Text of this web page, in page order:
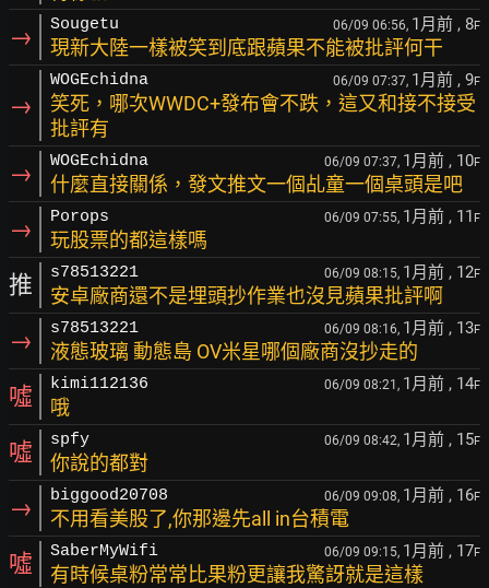
→ Sougetu 06/09 06:56, 1月前 , 8F
現新大陸一樣被笑到底跟蘋果不能被批評何干
→
WOGEchidna 06/09 07:37, 1月前 , 9F
笑死，哪次WWDC+發布會不跌，這又和接不接受
批評有
→ WOGEchidna 06/09 07:37, 1月前 , 10F
什麼直接關係，發文推文一個乩童一個桌頭是吧
→ Porops 06/09 07:55, 1月前 , 11 F
玩股票的都這樣嗎
推 s78513221 06/09 08:15, 1月前 , 12F
安卓廠商還不是埋頭抄作業也沒見蘋果批評啊
→ s78513221 06/09 08:16, 1月前 , 13F
液態玻璃 動態島 OV米星哪個廠商沒抄走的
噓 kimi112136 06/09 08:21, 1月前 , 14F
哦
噓 spfy 06/09 08:42, 1月前 , 15F
你說的都對
→ biggood20708 06/09 09:08, 1月前 , 16F
不用看美股了,你那邊先all in台積電
噓 SaberMyWifi 06/09 09:15, 1月前 , 17F
有時候桌粉常常比果粉更讓我驚訝就是這樣